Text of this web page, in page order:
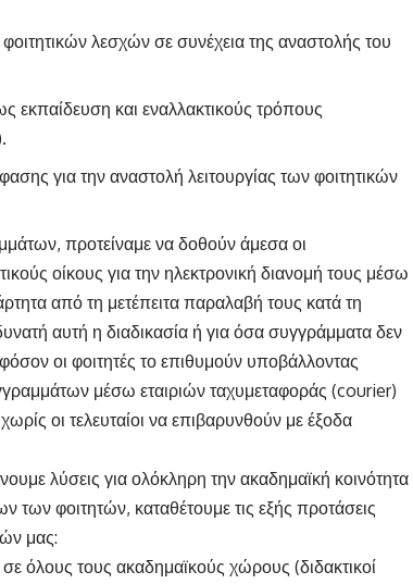
λεσχών σε συνέχεια της αναστολής του
εκπαίδευση και εναλλακτικούς τρόπους
για την αναστολή λειτουργίας των φοιτητικών
προτείναμε να δοθούν άμεσα οι
οίκους για την ηλεκτρονική διανομή τους μέσω
από τη μετέπειτα παραλαβή τους κατά τη
αυτή η διαδικασία ή για όσα συγγράμματα δεν
οι φοιτητές το επιθυμούν υποβάλλοντας
μέσω εταιριών ταχυμεταφοράς (courier)
οι τελευταίοι να επιβαρυνθούν με έξοδα
λύσεις για ολόκληρη την ακαδημαϊκή κοινότητα
των φοιτητών, καταθέτουμε τις εξής προτάσεις
μας:
όλους τους ακαδημαϊκούς χώρους (διδακτικοί